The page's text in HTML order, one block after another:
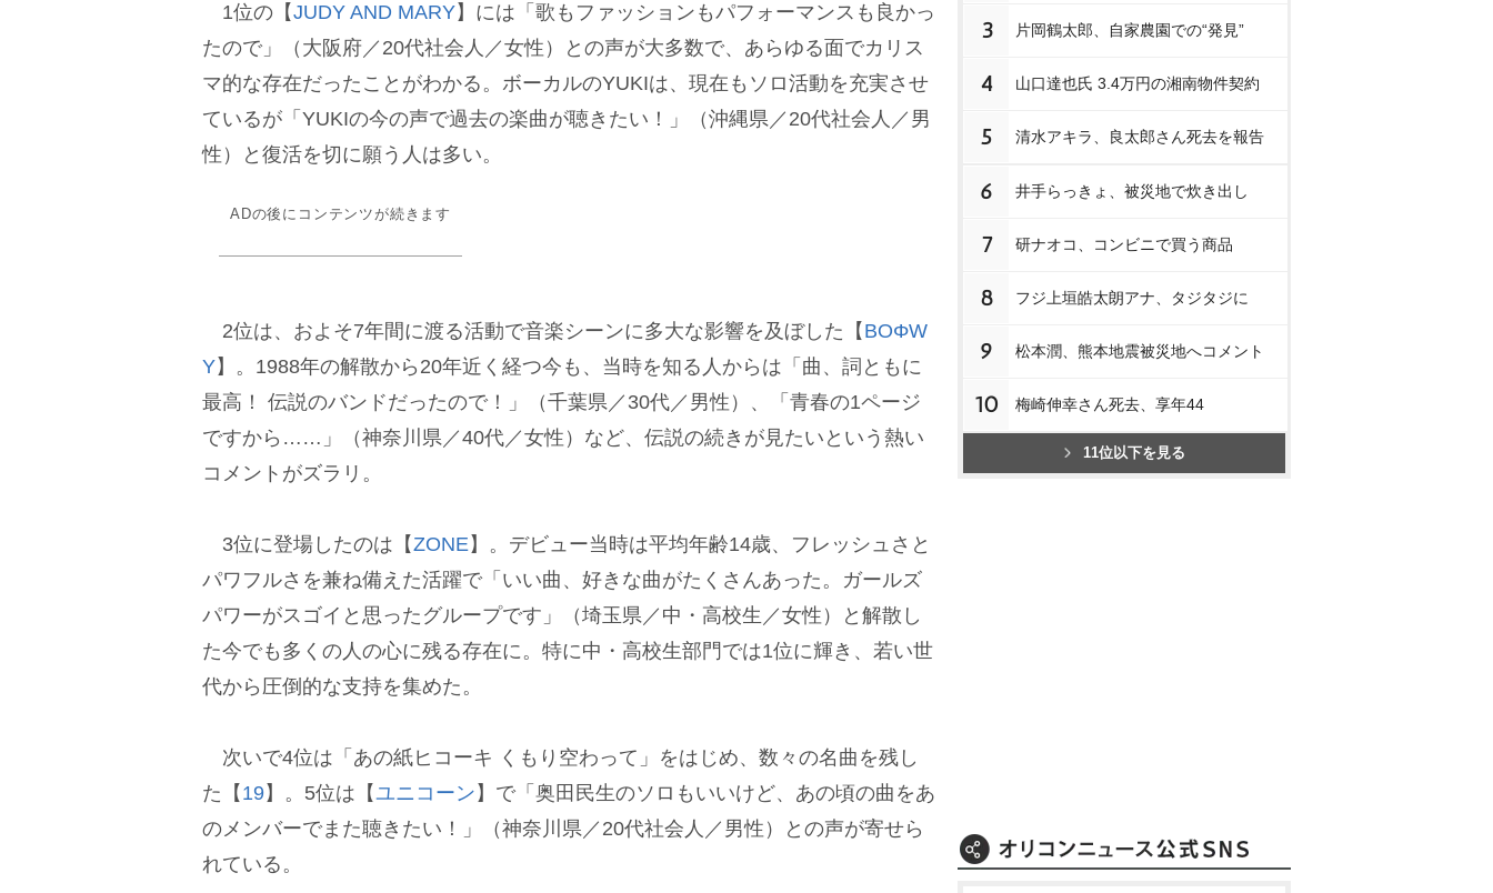
1位の【JUDY AND MARY】には「歌もファッションもパフォーマンスも良かっ
たので」（大阪府／20代社会人／女性）との声が大多数で、あらゆる面でカリス
マ的な存在だったことがわかる。ボーカルのYUKIは、現在もソロ活動を充実させ
ているが「YUKIの今の声で過去の楽曲が聴きたい！」（沖縄県／20代社会人／男
性）と復活を切に願う人は多い。
ADの後にコンテンツが続きます
2位は、およそ7年間に渡る活動で音楽シーンに多大な影響を及ぼした【 BOΦW
Y】。1988年の解散から20年近く経つ今も、当時を知る人からは「曲、詞ともに
最高！ 伝説のバンドだったので！」（千葉県／30代／男性）、「青春の1ページ
ですから……」（神奈川県／40代／女性）など、伝説の続きが見たいという熱い
コメントがズラリ。
3位に登場したのは【ZONE 】。デビュー当時は平均年齢14歳、フレッシュさと
パワフルさを兼ね備えた活躍で「いい曲、好きな曲がたくさんあった。ガールズ
パワーがスゴイと思ったグループです」（埼玉県／中・高校生／女性）と解散し
た今でも多くの人の心に残る存在に。特に中・高校生部門では1位に輝き、若い世
代から圧倒的な支持を集めた。
次いで4位は「あの紙ヒコーキ くもり空わって」をはじめ、数々の名曲を残し
た【 19】。5位は【ユニコーン 】で「奥田民生のソロもいいけど、あの頃の曲をあ
のメンバーでまた聴きたい！」（神奈川県／20代社会人／男性）との声が寄せら
れている。
3 片岡鶴太郎、自家農園での“発見”
4 山口達也氏 3.4万円の湘南物件契約
5 清水アキラ、良太郎さん死去を報告
6 井手らっきょ、被災地で炊き出し
7 研ナオコ、コンビニで買う商品
8 フジ上垣皓太朗アナ、タジタジに
9 松本潤、熊本地震被災地へコメント
10 梅崎伸幸さん死去、享年44
11位以下を見る